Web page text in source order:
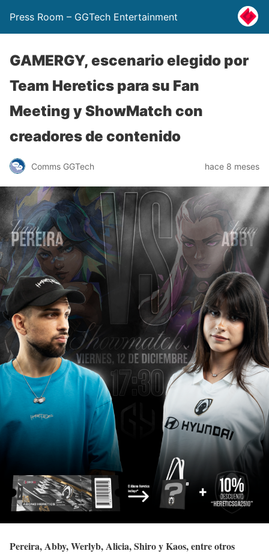
Press Room – GGTech Entertainment
GAMERGY, escenario elegido por
Team Heretics para su Fan
Meeting y ShowMatch con
creadores de contenido
Comms GGTech hace 8 meses
Pereira, Abby, Werlyb, Alicia, Shiro y Kaos, entre otros